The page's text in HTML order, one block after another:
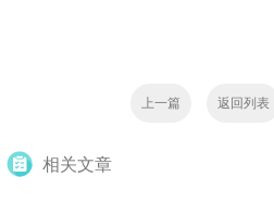
上一篇 返回列表
相关文章